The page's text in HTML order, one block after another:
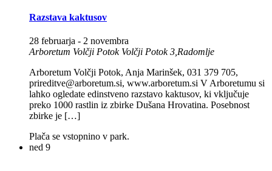
Razstava kaktusov
28 februarja - 2 novembra
Arboretum Volčji Potok Volčji Potok 3,Radomlje
Arboretum Volčji Potok, Anja Marinšek, 031 379 705,
prireditve@arboretum.si, www.arboretum.si V Arboretumu si
lahko ogledate edinstveno razstavo kaktusov, ki vključuje
preko 1000 rastlin iz zbirke Dušana Hrovatina. Posebnost
zbirke je […]
Plača se vstopnino v park.
ned 9